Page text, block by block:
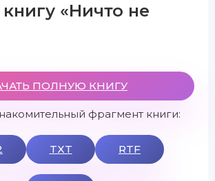
«Ничто не
ПОЛНУЮ КНИГУ
фрагмент книги:
TXT RTF